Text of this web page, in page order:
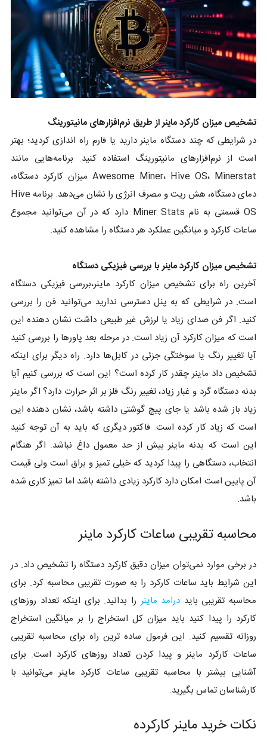
تشخیص میزان کارکرد ماینر از طریق نرم‌افزارهای مانیتورینگ
در شرایطی که چند دستگاه ماینر دارید یا فارم راه اندازی کردید؛ بهتر
است از نرم‌افزارهای مانیتورینگ استفاده کنید. برنامه‌هایی مانند
Awesome Miner، Hive OS، Minerstat میزان کارکرد دستگاه،
دمای دستگاه، هش ریت و مصرف انرژی را نشان می‌دهد. برنامه Hive
OS قسمتی به نام Miner Stats دارد که در آن می‌توانید مجموع
ساعات کارکرد و میانگین عملکرد هر دستگاه را مشاهده کنید.
تشخیص میزان کارکرد ماینر با بررسی فیزیکی دستگاه
آخرین راه برای تشخیص میزان کارکرد ماینر،بررسی فیزیکی دستگاه
است. در شرایطی که به پنل دسترسی ندارید می‌توانید فن را بررسی
کنید. اگر فن صدای زیاد یا لرزش غیر طبیعی داشت نشان دهنده این
است که میزان کارکرد آن زیاد است. در مرحله بعد پاورها را بررسی کنید
آیا تغییر رنگ یا سوختگی جزئی در کابل‌ها دارد. راه دیگر برای اینکه
تشخیص داد ماینر چقدر کار کرده است؟ این است که بررسی کنیم آیا
بدنه دستگاه گرد و غبار زیاد، تغییر رنگ فلز بر اثر حرارت دارد؟ اگر ماینر
زیاد باز شده باشد یا جای پیچ گوشتی داشته باشد، نشان دهنده این
است که زیاد کار کرده است. فاکتور دیگری که باید به آن توجه کنید
این است که بدنه ماینر بیش از حد معمول داغ نباشد. اگر هنگام
انتخاب، دستگاهی را پیدا کردید که خیلی تمیز و براق است ولی قیمت
آن پایین است امکان دارد کارکرد زیادی داشته باشد اما تمیز کاری شده
باشد.
محاسبه تقریبی ساعات کارکرد ماینر
در برخی موارد نمی‌توان میزان دقیق کارکرد دستگاه را تشخیص داد. در
این شرایط باید ساعات کارکرد را به صورت تقریبی محاسبه کرد. برای
محاسبه تقریبی باید درامد ماینر را بدانید. برای اینکه تعداد روزهای
کارکرد را پیدا کنید باید میزان کل استخراج را بر میانگین استخراج
روزانه تقسیم کنید. این فرمول ساده ترین راه برای محاسبه تقریبی
ساعات کارکرد ماینر و پیدا کردن تعداد روزهای کارکرد است. برای
آشنایی بیشتر با محاسبه تقریبی ساعات کارکرد ماینر می‌توانید با
کارشناسان تماس بگیرید.
نکات خرید ماینر کارکرده